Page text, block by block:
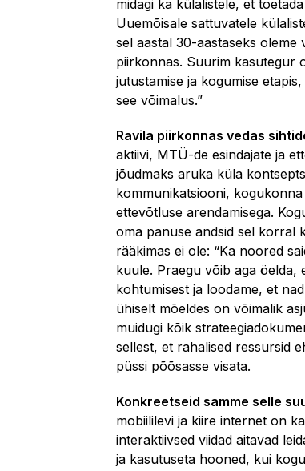
midagi ka külalistele, et
Uuemõisale sattuvatele
sel aastal 30-aastaseks
piirkonnas. Suurim kasutegur
jutustamise ja kogumise
see võimalus.”
Ravila piirkonnas vedas
aktiivi, MTÜ-de esindajate ja
jõudmaks aruka küla
kommunikatsiooni,
ettevõtluse arendamisega.
oma panuse andsid sel korral
rääkimas ei ole: “Ka noored
kuule. Praegu võib aga öelda,
kohtumisest ja loodame, et
ühiselt mõeldes on võimalik
muidugi kõik
sellest, et rahalised ressursid
püssi põõsasse visata.
Konkreetseid samme selle
mobiililevi ja kiire internet on
interaktiivsed viidad aitavad
ja kasutuseta hooned, kui